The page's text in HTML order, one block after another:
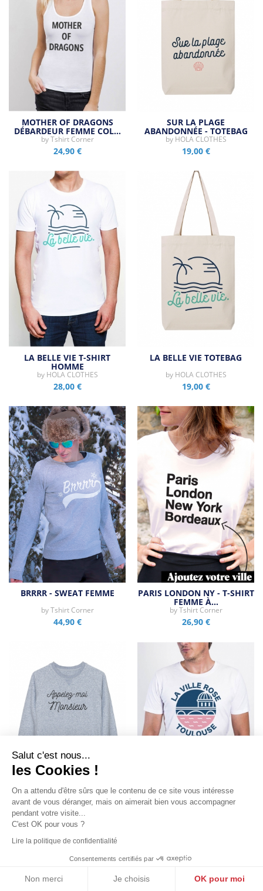
MOTHER OF DRAGONS
DÉBARDEUR FEMME COL…
byTshirt Corner
24,90 €
SUR LA PLAGE
ABANDONNÉE - TOTEBAG
by HOLA CLOTHES
19,00 €
LA BELLE VIE T-SHIRT
HOMME
by HOLA CLOTHES
28,00 €
LA BELLE VIE TOTEBAG
by HOLA CLOTHES
19,00 €
BRRRR - SWEAT FEMME
byTshirt Corner
44,90 €
PARIS LONDON NY - T-SHIRT
FEMME À…
byTshirt Corner
26,90 €
APPELEZ-MOI MONSIEUR -
SWEAT HOMME
by Oh Oui
39,90 € 28,00 €
Salut c'est nous...
les Cookies !
On a attendu d'être sûrs que le contenu de ce site vous intéresse
avant de vous déranger, mais on aimerait bien vous accompagner
pendant votre visite...
C'est OK pour vous ?
Lire la politique de confidentialité
Consentements certifiés par
Non merci Je choisis OK pour moi